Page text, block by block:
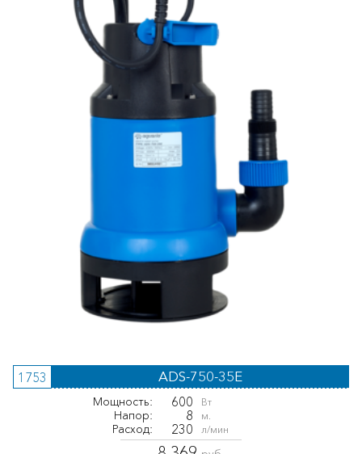
1753 ADS-750-35E
Мощность: 600 Вт
Напор: 8 м.
Расход: 230 л/мин